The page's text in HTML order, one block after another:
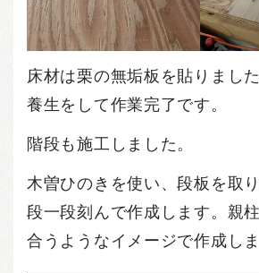
床材は栗の無垢板を貼りまし
養生をして作業完了です。
階段も施工しました。
木曽ひのきを使い、段板を取
段一段刻んで作成します。親
合うようなイメージで作成しま